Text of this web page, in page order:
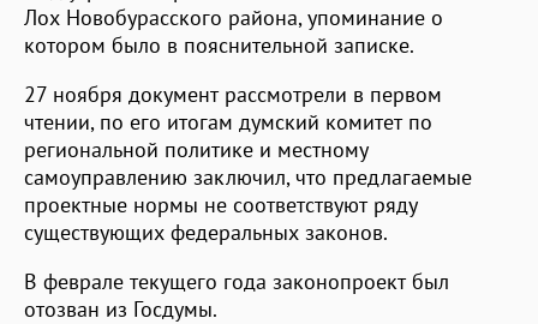
Лох Новобурасского района, упоминание о
котором было в пояснительной записке.
27 ноября документ рассмотрели в первом
чтении, по его итогам думский комитет по
региональной политике и местному
самоуправлению заключил, что предлагаемые
проектные нормы не соответствуют ряду
существующих федеральных законов.
В феврале текущего года законопроект был
отозван из Госдумы.